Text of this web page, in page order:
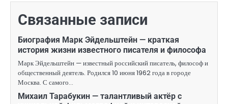
Связанные записи
Биография Марк Эйдельштейн — краткая
история жизни известного писателя и философа
Марк Эйдельштейн — известный российский писатель, философ и
общественный деятель. Родился 10 июня 1962 года в городе
Москва. С самого…
Михаил Тарабукин — талантливый актёр с